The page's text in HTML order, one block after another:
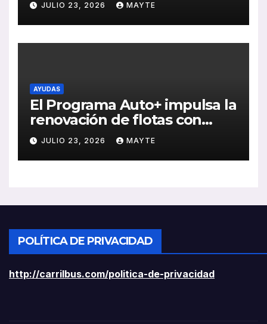
ventas, pedidos y
rentabilidad
JULIO 23, 2026 MAYTE
AYUDAS
El Programa Auto+ impulsa la
renovación de flotas con
ayudas a vehículos eléctricos
ligeros
JULIO 23, 2026 MAYTE
POLÍTICA DE PRIVACIDAD
http://carrilbus.com/politica-de-privacidad